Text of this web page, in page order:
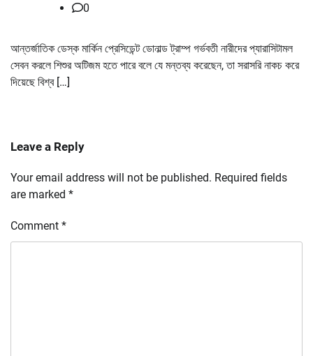
0
আন্তর্জাতিক ডেস্ক মার্কিন প্রেসিডেন্ট ডোনাল্ড ট্রাম্প গর্ভবতী নারীদের প্যারাসিটামল
সেবন করলে শিশুর অটিজম হতে পারে বলে যে মন্তব্য করেছেন, তা সরাসরি নাকচ করে
দিয়েছে বিশ্ব […]
Leave a Reply
Your email address will not be published. Required fields
are marked *
Comment *